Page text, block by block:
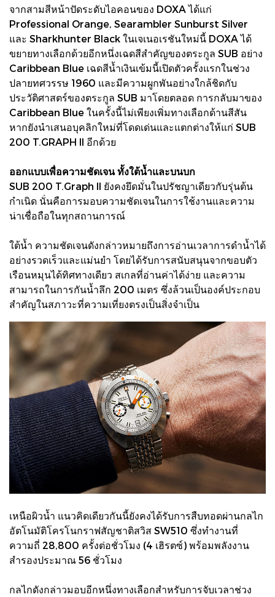
จากสามสีหน้าปัดระดับไอคอนของ DOXA ได้แก่
Professional Orange, Searambler Sunburst Silver
และ Sharkhunter Black ในเจเนอเรชันใหม่นี้ DOXA ได้
ขยายทางเลือกด้วยอีกหนึ่งเฉดสีสำคัญของตระกูล SUB อย่าง
Caribbean Blue เฉดสีน้ำเงินเข้มนี้เปิดตัวครั้งแรกในช่วง
ปลายทศวรรษ 1960 และมีความผูกพันอย่างใกล้ชิดกับ
ประวัติศาสตร์ของตระกูล SUB มาโดยตลอด การกลับมาของ
Caribbean Blue ในครั้งนี้ไม่เพียงเพิ่มทางเลือกด้านสีสัน
หากยังนำเสนอบุคลิกใหม่ที่โดดเด่นและแตกต่างให้แก่ SUB
200 T.GRAPH II อีกด้วย
ออกแบบเพื่อความชัดเจน ทั้งใต้น้ำและบนบก
SUB 200 T.Graph II ยังคงยึดมั่นในปรัชญาเดียวกับรุ่นต้น
กำเนิด นั่นคือการมอบความชัดเจนในการใช้งานและความ
น่าเชื่อถือในทุกสถานการณ์
ใต้น้ำ ความชัดเจนดังกล่าวหมายถึงการอ่านเวลาการดำน้ำได้
อย่างรวดเร็วและแม่นยำ โดยได้รับการสนับสนุนจากขอบตัว
เรือนหมุนได้ทิศทางเดียว สเกลที่อ่านค่าได้ง่าย และความ
สามารถในการกันน้ำลึก 200 เมตร ซึ่งล้วนเป็นองค์ประกอบ
สำคัญในสภาวะที่ความเที่ยงตรงเป็นสิ่งจำเป็น
เหนือผิวน้ำ แนวคิดเดียวกันนี้ยังคงได้รับการสืบทอดผ่านกลไก
อัตโนมัติโครโนกราฟสัญชาติสวิส SW510 ซึ่งทำงานที่
ความถี่ 28,800 ครั้งต่อชั่วโมง (4 เฮิรตซ์) พร้อมพลังงาน
สำรองประมาณ 56 ชั่วโมง
กลไกดังกล่าวมอบอีกหนึ่งทางเลือกสำหรับการจับเวลาช่วง